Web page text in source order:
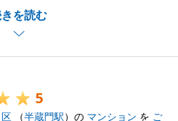
を読む
会社様へのご連絡や、書類の
の多大なるご協力のおかげ
ズに進めることができまし
売却のお手伝いができ、私
ます。
5
（半蔵門駅）の マンション を ご